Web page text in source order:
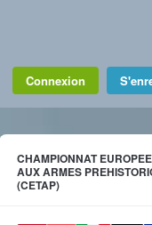
Connexion
CHAMPIONNAT
AUX ARMES
(CETAP)